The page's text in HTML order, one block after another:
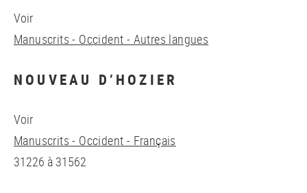
Voir
Manuscrits - Occident - Autres langues
NOUVEAU D’HOZIER
Voir
Manuscrits - Occident - Français
31226 à 31562